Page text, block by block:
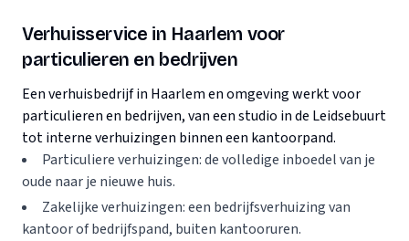
Verhuisservice in Haarlem voor
particulieren en bedrijven
Een verhuisbedrijf in Haarlem en omgeving werkt voor
particulieren en bedrijven, van een studio in de Leidsebuurt
tot interne verhuizingen binnen een kantoorpand.
Particuliere verhuizingen: de volledige inboedel van je
oude naar je nieuwe huis.
Zakelijke verhuizingen: een bedrijfsverhuizing van
kantoor of bedrijfspand, buiten kantooruren.